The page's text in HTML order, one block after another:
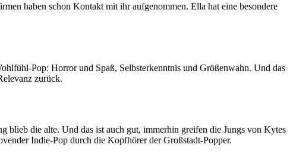
haben schon Kontakt mit ihr aufgenommen. Ella hat eine besondere
Pop: Horror und Spaß, Selbsterkenntnis und Größenwahn. Und das
zurück.
blieb die alte. Und das ist auch gut, immerhin greifen die Jungs von Kytes
Indie-Pop durch die Kopfhörer der Großstadt-Popper.